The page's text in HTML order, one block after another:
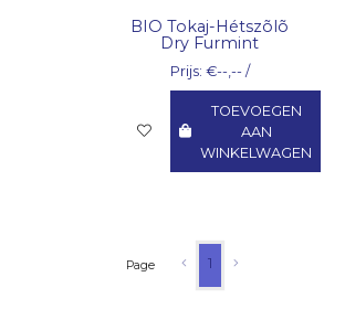
BIO Tokaj-Hétszõlõ
Dry Furmint
Prijs: €--,-- /
TOEVOEGEN
AAN
WINKELWAGEN
Page 1